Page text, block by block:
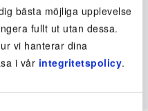
bästa möjliga upplevelse
fullt ut utan dessa.
vi hanterar dina
i vår integritetspolicy.